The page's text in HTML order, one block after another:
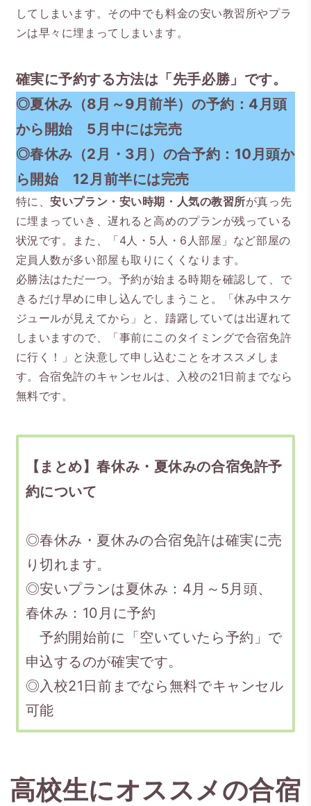
してしまいます。その中でも料金の安い教習所やプラ
ンは早々に埋まってしまいます。
確実に予約する方法は「先手必勝」です。
◎夏休み（8月～9月前半）の予約：4月頭
から開始 5月中には完売
◎春休み（2月・3月）の合予約：10月頭か
ら開始 12月前半には完売
特に、安いプラン・安い時期・人気の教習所が真っ先
に埋まっていき、遅れると高めのプランが残っている
状況です。また、「4人・5人・6人部屋」など部屋の
定員人数が多い部屋も取りにくくなります。
必勝法はただ一つ。予約が始まる時期を確認して、で
きるだけ早めに申し込んでしまうこと。「休み中スケ
ジュールが見えてから」と、躊躇していては出遅れて
しまいますので、「事前にこのタイミングで合宿免許
に行く！」と決意して申し込むことをオススメしま
す。合宿免許のキャンセルは、入校の21日前までなら
無料です。
【まとめ】春休み・夏休みの合宿免許予
約について
◎春休み・夏休みの合宿免許は確実に売
り切れます。
◎安いプランは夏休み：4月～5月頭、
春休み：10月に予約
予約開始前に「空いていたら予約」で
申込するのが確実です。
◎入校21日前までなら無料でキャンセル
可能
高校生にオススメの合宿